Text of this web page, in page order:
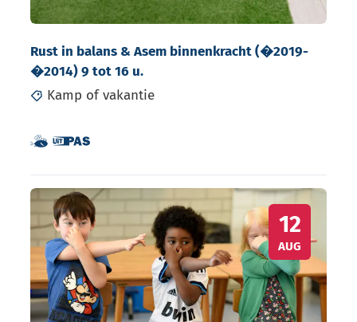
Rust in balans & Asem binnenkracht (�2019-
�2014) 9 tot 16 u.
Kamp of vakantie
Samen met kinderen eropuit!
WO
12
AUG
Oscar Crew de prettige pretzak (�2021-�2020) 9 tot